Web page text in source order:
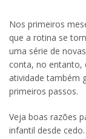
Nos primeiros
que a rotina se
uma série de
conta, no entanto,
atividade também
primeiros passos.
Veja boas razões
infantil desde cedo.